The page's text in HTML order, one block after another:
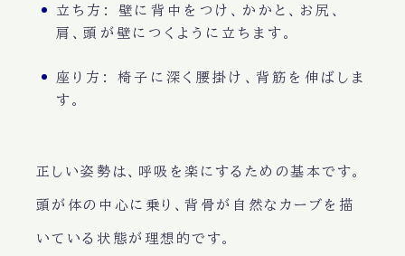
立ち方 : 壁に背中をつけ、かかと、お尻、
肩、頭が壁につくように立ちます。
座り方 : 椅子に深く腰掛け、背筋を伸ばしま
す。
正しい姿勢 は、 呼吸を楽にする ための基本です。
頭が体の中心 に乗り、背骨が自然なカーブ を描
いている状態が理想的です。